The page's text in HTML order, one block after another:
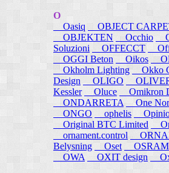
O
Oasiq
OBJECT
OBJEKTEN
Occhio
Soluzioni
OFFECCT
OGGI Beton
Oikos
Okholm Lighting
Okko
Design
OLIGO
Kessler
Oluce Omikron
ONDARRETA
One
ONGO
ophelis
Original BTC Limited
ornament.control
Belysning
Oset OSRAM
OWA
OXIT design